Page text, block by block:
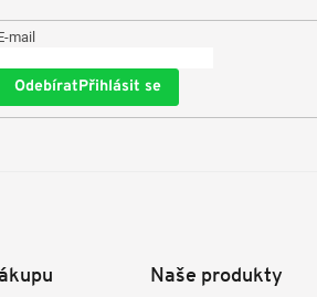
mail
Přihlásit se
Naše produkty